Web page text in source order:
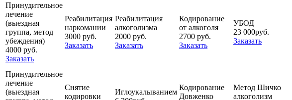
Принудительное
лечение
(выездная
группа, метод
убеждения)
4000 руб.
Заказать
Реабилитация
наркомании
3000 руб.
Заказать
Реабилитация
алкоголизма
2000 руб.
Заказать
Кодирование
от алкоголя
2700 руб.
Заказать
УБОД
23 000руб.
Заказать
Принудительное
лечение
(выездная
Снятие
кодировки
Иглоукалыванием
Кодирование
Довженко
Метод Шичко
алкоголизм